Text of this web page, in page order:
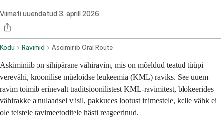
Viimati uuendatud 3. aprill 2026
Kodu Ravimid Asciminib Oral Route
Askiminiib on sihipärane vähiravim, mis on mõeldud teatud tüüpi
verevähi, kroonilise müeloidse leukeemia (KML) raviks. See uuem
ravim toimib erinevalt traditsioonilistest KML-ravimitest, blokeerides
vähirakke ainulaadsel viisil, pakkudes lootust inimestele, kelle vähk ei
ole teistele ravimeetoditele hästi reageerinud.